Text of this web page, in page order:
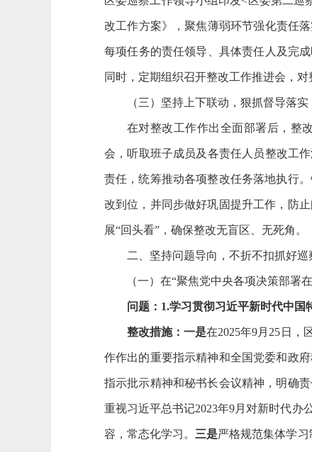
改工作方案》，聚焦薄弱环节强化责任
每项任务的责任领导、具体责任人及完
同时，定期组织召开整改工作推进会，
（三）坚持上下联动，狠抓督导落实
在对整改工作作出全面部署后，整
会，听取班子成员及各责任人员整改工
责任，统筹推动各项整改任务落地执行
改到位，并同步做好巩固提升工作，防
展“回头看”，确保整改无盲区、无死角。
二、坚持问题导向，不折不扣抓好
（一）在“聚焦党中央各项决策部署
问题： 1.学习贯彻习近平新时代中国
整改措施：一是在2025年9月25日，
作作出的重要指示精神和全国党委和政
指示批示精神和秘书长会议精神 ，明确
重视习近平总书记2023年9月 对新时代办
容 ，常态化学习 。 三是严格规范集体学